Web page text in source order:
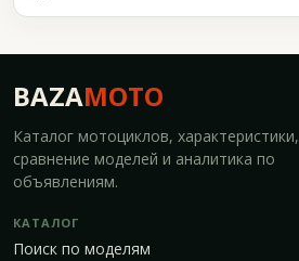
BAZAMOTO
Каталог мотоциклов, характеристики,
сравнение моделей и аналитика по
объявлениям.
КАТАЛОГ
Поиск по моделям